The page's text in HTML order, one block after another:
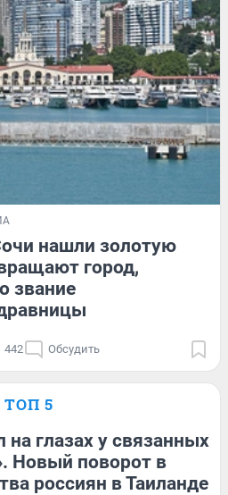
нашли золотую
город,
звание
442 Обсудить
ТОП 5
на глазах у связанных
Новый поворот в
россиян в Таиланде